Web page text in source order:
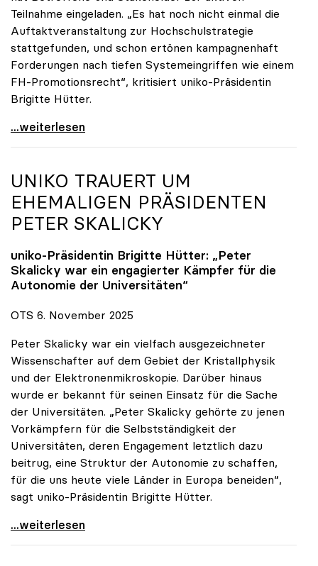
Teilnahme eingeladen. „Es hat noch nicht einmal die
Auftaktveranstaltung zur Hochschulstrategie
stattgefunden, und schon ertönen kampagnenhaft
Forderungen nach tiefen Systemeingriffen wie einem
FH-Promotionsrecht“, kritisiert uniko-Präsidentin
Brigitte Hütter.
„Deplatzierte Kampagne“: uniko irritiert über
...weiterlesen
UNIKO TRAUERT UM
EHEMALIGEN PRÄSIDENTEN
PETER SKALICKY
uniko-Präsidentin Brigitte Hütter: „Peter
Skalicky war ein engagierter Kämpfer für die
Autonomie der Universitäten“
OTS 6. November 2025
Peter Skalicky war ein vielfach ausgezeichneter
Wissenschafter auf dem Gebiet der Kristallphysik
und der Elektronenmikroskopie. Darüber hinaus
wurde er bekannt für seinen Einsatz für die Sache
der Universitäten. „Peter Skalicky gehörte zu jenen
Vorkämpfern für die Selbstständigkeit der
Universitäten, deren Engagement letztlich dazu
beitrug, eine Struktur der Autonomie zu schaffen,
für die uns heute viele Länder in Europa beneiden“,
sagt uniko-Präsidentin Brigitte Hütter.
uniko trauert um ehemaligen Präsidenten Peter
...weiterlesen